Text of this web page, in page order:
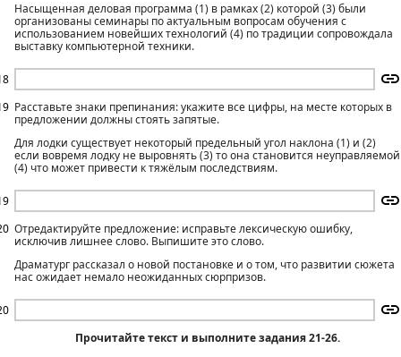
Насыщенная деловая программа (1) в рамках (2) которой (3) были
организованы семинары по актуальным вопросам обучения с
использованием новейших технологий (4) по традиции сопровождала
выставку компьютерной техники.
Расставьте знаки препинания: укажите все цифры, на месте которых в
предложении должны стоять запятые.
Для лодки существует некоторый предельный угол наклона (1) и (2)
если вовремя лодку не выровнять (3) то она становится неуправляемой
(4) что может привести к тяжёлым последствиям.
Отредактируйте предложение: исправьте лексическую ошибку,
исключив лишнее слово. Выпишите это слово.
Драматург рассказал о новой постановке и о том, что развитии сюжета
нас ожидает немало неожиданных сюрпризов.
Прочитайте текст и выполните задания 21-26.